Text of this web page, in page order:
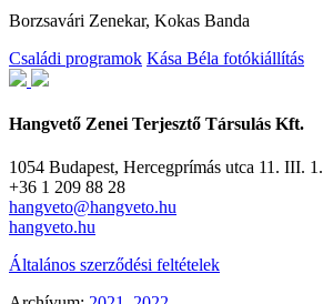
Borzsavári Zenekar, Kokas Banda
Családi programok Kása Béla fotókiállítás
Hangvető Zenei Terjesztő Társulás Kft.
1054 Budapest, Hercegprímás utca 11. III. 1.
+36 1 209 88 28
hangveto@hangveto.hu
hangveto.hu
Általános szerződési feltételek